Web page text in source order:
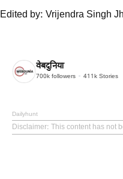
Edited by: Vrijendra Singh
वेबदुनिया
700k followers 411k Stories
Dailyhunt
Disclaimer: This content has not